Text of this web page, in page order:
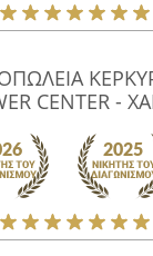
CENTER -